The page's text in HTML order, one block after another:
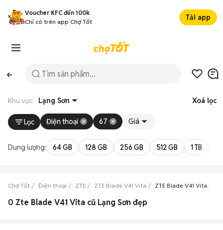
Voucher KFC đến 100k
Chỉ có trên app Chợ Tốt
Tải app
Khu vực: Lạng Sơn Xoá lọc
Lọc Điện thoại 67 Giá
Dung lượng: 64 GB 128 GB 256 GB 512 GB 1 TB
Chợ Tốt Điện thoại ZTE ZTE Blade V41 Vita ZTE Blade V41 Vita
0 Zte Blade V41 Vita cũ Lạng Sơn đẹp